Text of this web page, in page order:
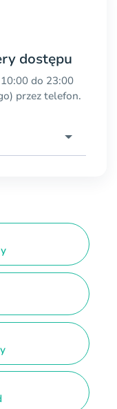
dostępu
do 23:00
przez telefon.